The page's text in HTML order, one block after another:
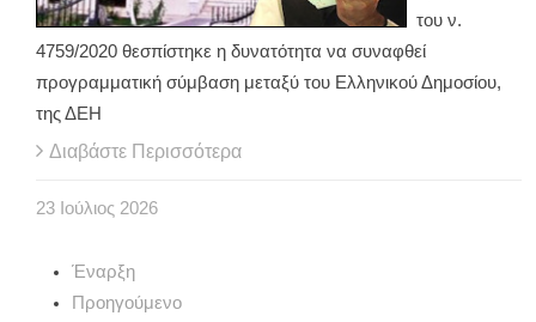
του ν.
4759/2020 θεσπίστηκε η δυνατότητα να συναφθεί
προγραμματική σύμβαση μεταξύ του Ελληνικού Δημοσίου,
της ΔΕΗ
Διαβάστε Περισσότερα
23 Ιούλιος 2026
Έναρξη
Προηγούμενο